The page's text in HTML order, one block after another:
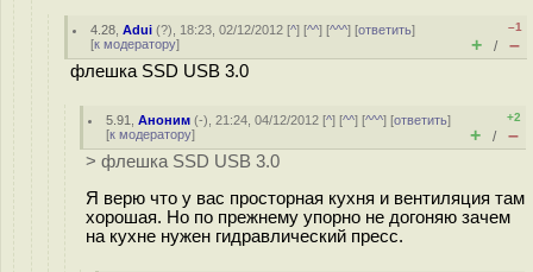
4.28 ,Adui (?), 18:23, 02/12/2012 [^] [^^] [^^^] [ответить]
[к модератору]
–1
+ / –
флешка SSD USB 3.0
5.91 ,Аноним (-), 21:24, 04/12/2012 [^] [^^] [^^^] [ответить]
[к модератору]
+2
+ / –
> флешка SSD USB 3.0
Я верю что у вас просторная кухня и вентиляция там
хорошая. Но по прежнему упорно не догоняю зачем
на кухне нужен гидравлический пресс.